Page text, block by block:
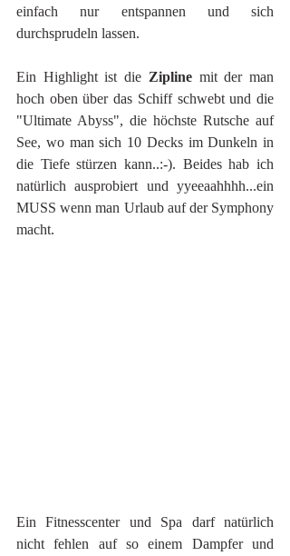
einfach nur entspannen und sich
durchsprudeln lassen.
Ein Highlight ist die Zipline mit der man
hoch oben über das Schiff schwebt und die
"Ultimate Abyss", die höchste Rutsche auf
See, wo man sich 10 Decks im Dunkeln in
die Tiefe stürzen kann..:-). Beides hab ich
natürlich ausprobiert und yyeeaahhhh...ein
MUSS wenn man Urlaub auf der Symphony
macht.
Ein Fitnesscenter und Spa darf natürlich
nicht fehlen auf so einem Dampfer und